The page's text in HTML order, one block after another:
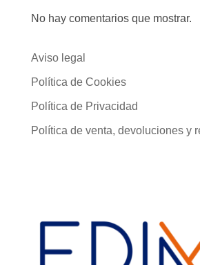
No hay comentarios que mostrar.
Aviso legal
Política de Cookies
Política de Privacidad
Política de venta, devoluciones y